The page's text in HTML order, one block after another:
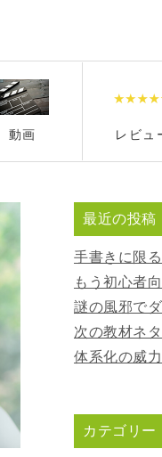
動画 レビュ
最近の投稿
手書きに限る
もう初心者
謎の風邪で
次の教材ネタ
体系化の威力
カテゴリー